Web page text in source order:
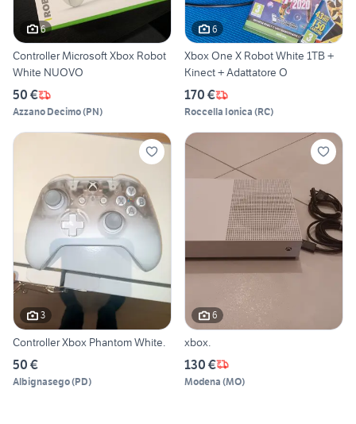
6
Controller Microsoft Xbox Robot
White NUOVO
50 €
Azzano Decimo(PN)
6
Xbox One X Robot White 1TB +
Kinect + Adattatore O
170 €
Roccella Ionica (RC)
3
Controller Xbox Phantom White.
50 €
Albignasego(PD)
6
xbox.
130 €
Modena (MO)